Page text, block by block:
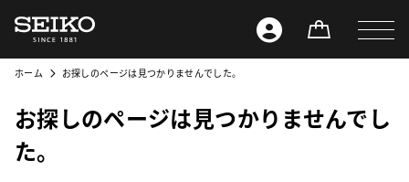
ホーム お探しのページは見つかりませんでした。
お探しのページは見つかりませんでし
た。